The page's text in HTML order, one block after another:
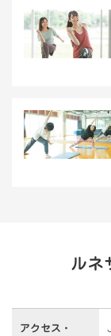
ルネ
アクセス・